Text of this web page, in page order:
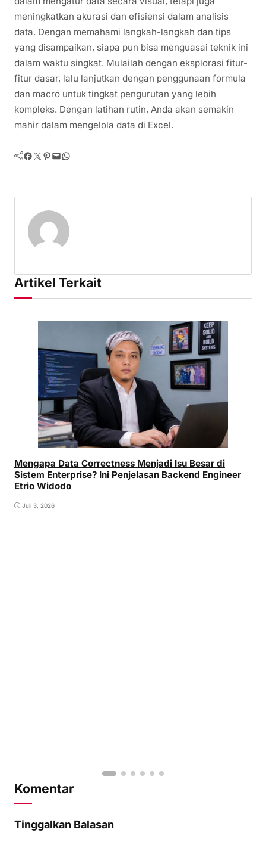
meningkatkan akurasi dan efisiensi dalam analisis
data. Dengan memahami langkah-langkah dan tips
yang disampaikan, siapa pun bisa menguasai teknik ini
dalam waktu singkat. Mulailah dengan eksplorasi fitur-
fitur dasar, lalu lanjutkan dengan penggunaan formula
dan macro untuk tingkat pengurutan yang lebih
kompleks. Dengan latihan rutin, Anda akan semakin
mahir dalam mengelola data di Excel.
Facebook Twitter Pinterest Mail WhatsApp
Artikel Terkait
Mengapa Data Correctness Menjadi Isu Besar di
Sistem Enterprise? Ini Penjelasan Backend Engineer
Etrio Widodo
Juli 3, 2026
Komentar
Tinggalkan Balasan